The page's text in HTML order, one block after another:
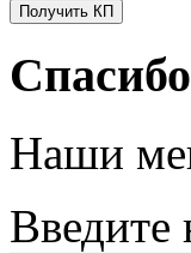
Получить КП
Наши
Введите